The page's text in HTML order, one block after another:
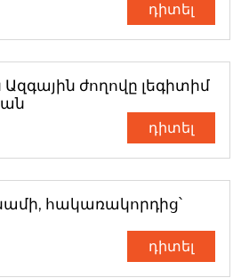
դիտել
ժողովը լեգիտիմ
դիտել
հակառակորդից՝
դիտել